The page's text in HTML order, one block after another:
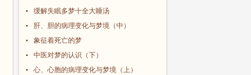
缓解失眠多梦十全大睡汤
肝、胆的病理变化与梦境（中）
象征着死亡的梦
中医对梦的认识（下）
心、心胞的病理变化与梦境（上）